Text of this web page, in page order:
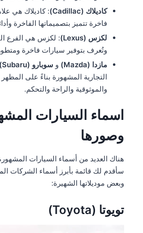
كاديلاك (Cadillac)
: كاديلاك هي
فاخرة تتميز بتصميماتها الفاخرة
لكزس (Lexus)
: لكزس هي الفرع
وتُعرف بتوفير سيارات فاخرة
مازدا (Mazda)
و سوبارو (Subaru)
التجارية المشهورة بناءً على المظهر
والموثوقية والراحة والتحكم​​.
اسماء السيارات
وصورها
هناك العديد من أسماء السيارات
سأقدم لك قائمة بأبرز أسماء الشركات
وبعض موديلاتها الشهيرة:
تويوتا (Toyota)